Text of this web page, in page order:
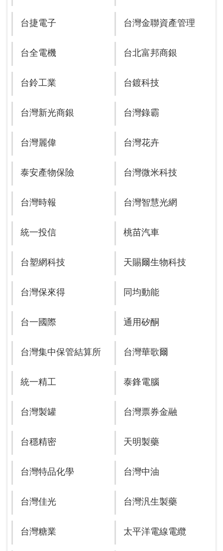
台捷電子 台灣金聯資產管理
台全電機 台北富邦商銀
台鈴工業 台鍍科技
台灣新光商銀 台灣錄霸
台灣麗偉 台灣花卉
泰安產物保險 台灣微米科技
台灣時報 台灣智慧光網
統一投信 桃苗汽車
台塑網科技 天賜爾生物科技
台灣保來得 同均動能
台一國際 通用矽酮
台灣集中保管結算所 台灣華歌爾
統一精工 泰鋒電腦
台灣製罐 台灣票券金融
台穩精密 天明製藥
台灣特品化學 台灣中油
台灣佳光 台灣汎生製藥
台灣糖業 太平洋電線電纜